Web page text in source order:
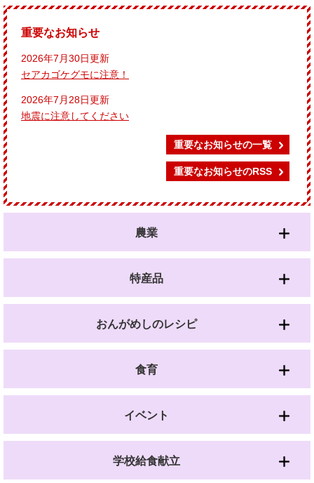
重要なお知らせ
2026年7月30日更新
セアカゴケグモに注意！
2026年7月28日更新
地震に注意してください
重要なお知らせの一覧
重要なお知らせのRSS
農業
特産品
おんがめしのレシピ
食育
イベント
学校給食献立